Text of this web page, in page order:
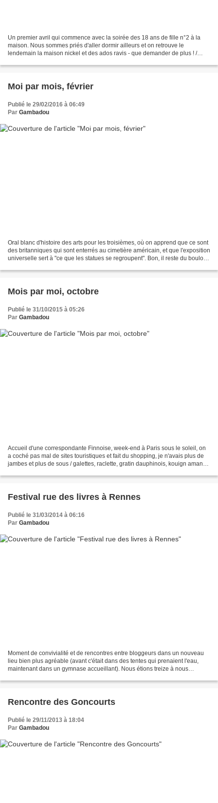
Un premier avril qui commence avec la soirée des 18 ans de fille n°2 à la
maison. Nous sommes priés d'aller dormir ailleurs et on retrouve le
lendemain la maison nickel et des ados ravis - que demander de plus ! /
Moi par mois, février
Publié le 29/02/2016 à 06:49
Par Gambadou
Oral blanc d'histoire des arts pour les troisièmes, où on apprend que ce sont
des britanniques qui sont enterrés au cimetière américain, et que l'exposition
universelle sert à "ce que les statues se regroupent". Bon, il reste du boulot !
Mois par moi, octobre
Publié le 31/10/2015 à 05:26
Par Gambadou
Accueil d'une correspondante Finnoise, week-end à Paris sous le soleil, on
a coché pas mal de sites touristiques et fait du shopping, je n'avais plus de
jambes et plus de sous / galettes, raclette, gratin dauphinois, kouign amann
Festival rue des livres à Rennes
Publié le 31/03/2014 à 06:16
Par Gambadou
Moment de convivialité et de rencontres entre bloggeurs dans un nouveau
lieu bien plus agréable (avant c'était dans des tentes qui prenaient l'eau,
maintenant dans un gymnase accueillant). Nous étions treize à nous
Rencontre des Goncourts
Publié le 29/11/2013 à 18:04
Par Gambadou